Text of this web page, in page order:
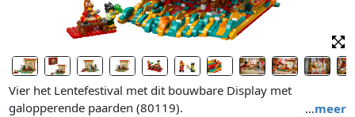
…meer
Vier het Lentefestival met dit bouwbare Display met
galopperende paarden (80119).